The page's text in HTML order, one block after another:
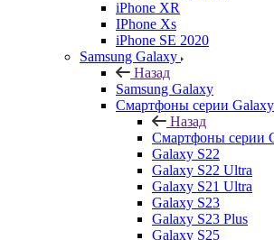
iPhone XR
IPhone Xs
iPhone SE 2020
Samsung Galaxy
Назад
Samsung Galaxy
Смартфоны серии
Назад
Смартфоны серии
Galaxy S22
Galaxy S22 Ultra
Galaxy S21 Ultra
Galaxy S23
Galaxy S23 Plus
Galaxy S25